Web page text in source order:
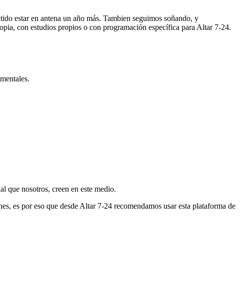
estar en antena un año más. Tambien seguimos soñando, y
con estudios propios o con programación específica para Altar 7-24.
que nosotros, creen en este medio.
es por eso que desde Altar 7-24 recomendamos usar esta plataforma de